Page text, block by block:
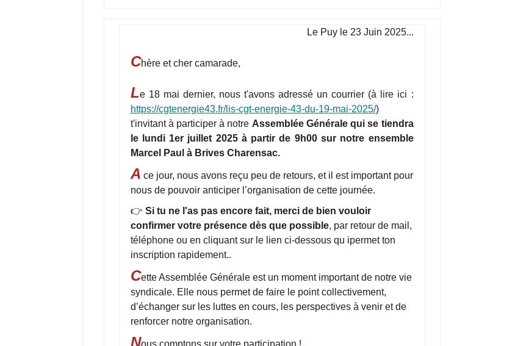
Le Puy le 23 Juin 2025...
Chère et cher camarade,
Le 18 mai dernier, nous t'avons adressé un courrier (à lire ici :
https://cgtenergie43.fr/lis-cgt-energie-43-du-19-mai-2025/)
t'invitant à participer à notre Assemblée Générale qui se tiendra
le lundi 1er juillet 2025 à partir de 9h00 sur notre ensemble
Marcel Paul à Brives Charensac.
A ce jour, nous avons reçu peu de retours, et il est important pour
nous de pouvoir anticiper l’organisation de cette journée.
👉 Si tu ne l'as pas encore fait, merci de bien vouloir
confirmer votre présence dès que possible, par retour de mail,
téléphone ou en cliquant sur le lien ci-dessous qu ipermet ton
inscription rapidement..
Cette Assemblée Générale est un moment important de notre vie
syndicale. Elle nous permet de faire le point collectivement,
d’échanger sur les luttes en cours, les perspectives à venir et de
renforcer notre organisation.
Nous comptons sur votre participation !.